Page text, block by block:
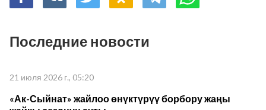
Последние новости
21 июля 2026 г., 05:20
«Ак-Сыйнат» жайлоо өнүктүрүү борбору жаңы